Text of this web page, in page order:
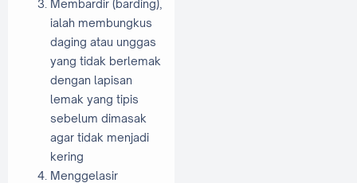
Membardir (barding),
ialah membungkus
daging atau unggas
yang tidak berlemak
dengan lapisan
lemak yang tipis
sebelum dimasak
agar tidak menjadi
kering
Menggelasir